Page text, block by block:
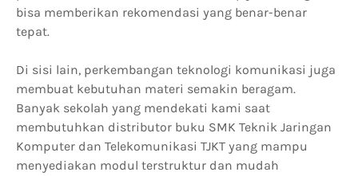
bisa memberikan rekomendasi yang benar-benar
tepat.
Di sisi lain, perkembangan teknologi komunikasi juga
membuat kebutuhan materi semakin beragam.
Banyak sekolah yang mendekati kami saat
membutuhkan distributor buku SMK Teknik Jaringan
Komputer dan Telekomunikasi TJKT yang mampu
menyediakan modul terstruktur dan mudah